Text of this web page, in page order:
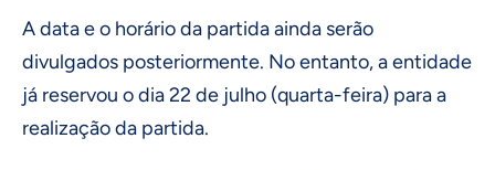
A data e o horário da partida ainda serão
divulgados posteriormente. No entanto, a entidade
já reservou o dia 22 de julho (quarta-feira) para a
realização da partida.